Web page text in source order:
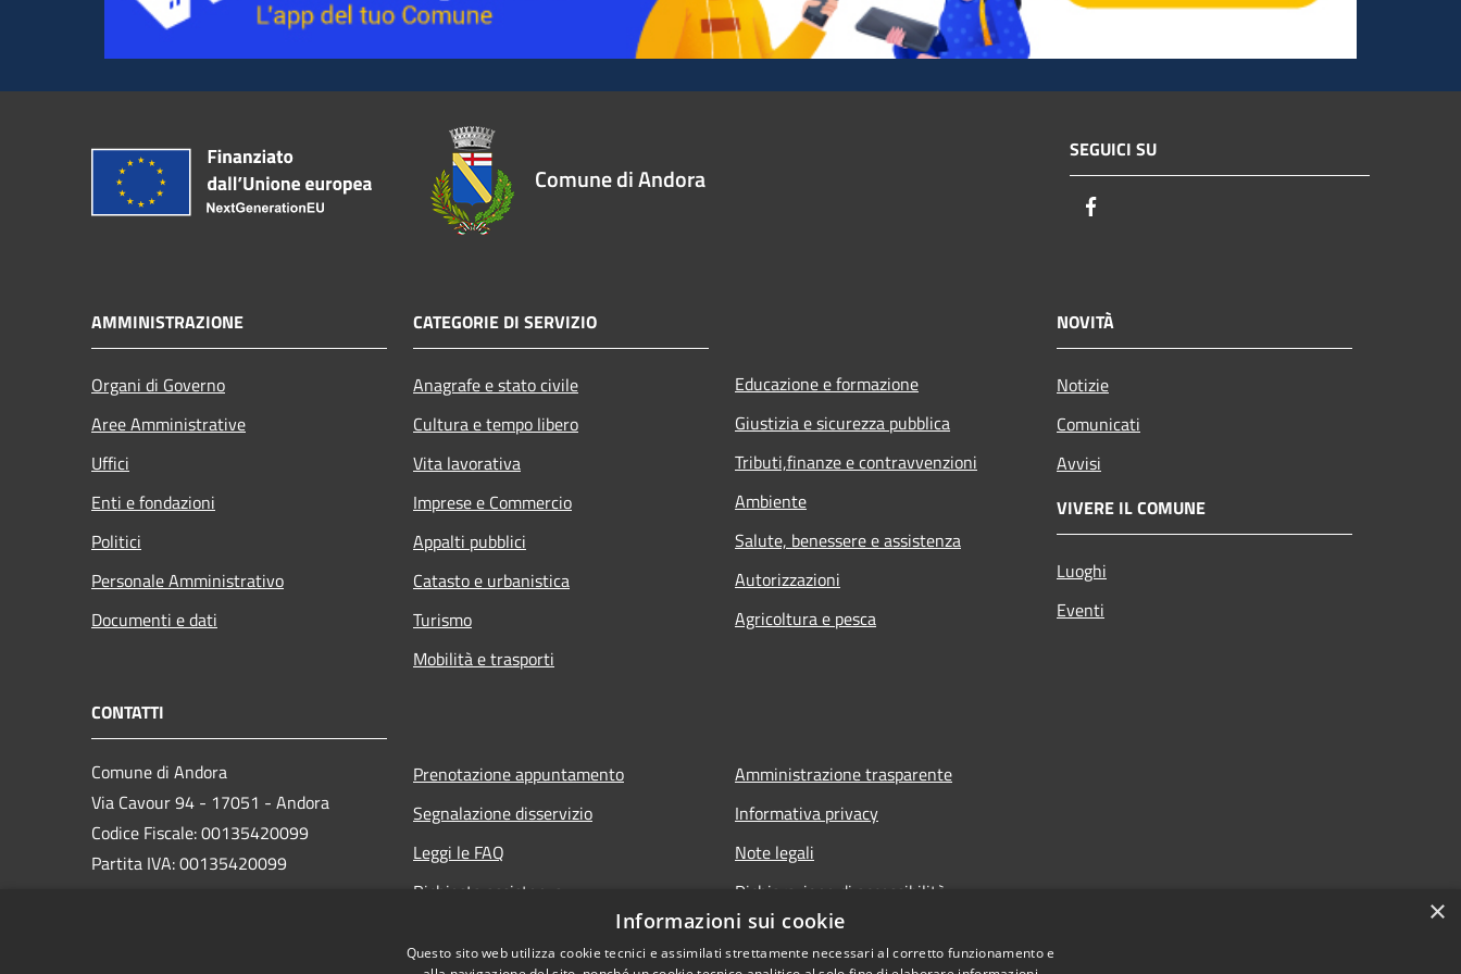
Comune di Andora
SEGUICI SU
AMMINISTRAZIONE
Organi di Governo
Aree Amministrative
Uffici
Enti e fondazioni
Politici
Personale Amministrativo
Documenti e dati
CATEGORIE DI SERVIZIO
Anagrafe e stato civile
Cultura e tempo libero
Vita lavorativa
Imprese e Commercio
Appalti pubblici
Catasto e urbanistica
Turismo
Mobilità e trasporti
Educazione e formazione
Giustizia e sicurezza pubblica
Tributi,finanze e contravvenzioni
Ambiente
Salute, benessere e assistenza
Autorizzazioni
Agricoltura e pesca
NOVITÀ
Notizie
Comunicati
Avvisi
VIVERE IL COMUNE
Luoghi
Eventi
CONTATTI
Comune di Andora
Via Cavour 94 - 17051 - Andora
Codice Fiscale: 00135420099
Partita IVA: 00135420099
Prenotazione appuntamento
Segnalazione disservizio
Leggi le FAQ
Richiesta assistenza
Amministrazione trasparente
Informativa privacy
Note legali
Dichiarazione di accessibilità
×
Informazioni sui cookie
Questo sito web utilizza cookie tecnici e assimilati strettamente necessari al corretto funzionamento e